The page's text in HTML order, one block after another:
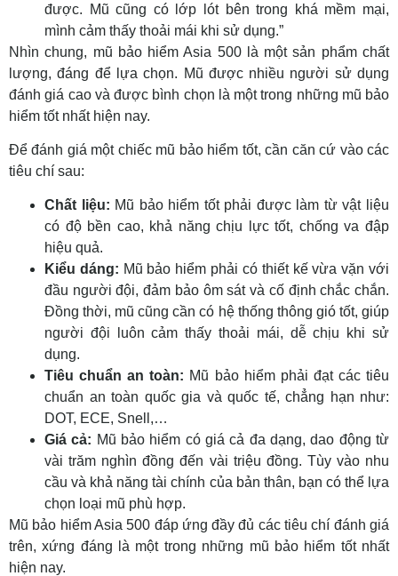
được. Mũ cũng có lớp lót bên trong khá mềm mại,
mình cảm thấy thoải mái khi sử dụng.”
Nhìn chung, mũ bảo hiểm Asia 500 là một sản phẩm chất
lượng, đáng để lựa chọn. Mũ được nhiều người sử dụng
đánh giá cao và được bình chọn là một trong những mũ bảo
hiểm tốt nhất hiện nay.
Để đánh giá một chiếc mũ bảo hiểm tốt, cần căn cứ vào các
tiêu chí sau:
Chất liệu: Mũ bảo hiểm tốt phải được làm từ vật liệu
có độ bền cao, khả năng chịu lực tốt, chống va đập
hiệu quả.
Kiểu dáng: Mũ bảo hiểm phải có thiết kế vừa vặn với
đầu người đội, đảm bảo ôm sát và cố định chắc chắn.
Đồng thời, mũ cũng cần có hệ thống thông gió tốt, giúp
người đội luôn cảm thấy thoải mái, dễ chịu khi sử
dụng.
Tiêu chuẩn an toàn: Mũ bảo hiểm phải đạt các tiêu
chuẩn an toàn quốc gia và quốc tế, chẳng hạn như:
DOT, ECE, Snell,…
Giá cả: Mũ bảo hiểm có giá cả đa dạng, dao động từ
vài trăm nghìn đồng đến vài triệu đồng. Tùy vào nhu
cầu và khả năng tài chính của bản thân, bạn có thể lựa
chọn loại mũ phù hợp.
Mũ bảo hiểm Asia 500 đáp ứng đầy đủ các tiêu chí đánh giá
trên, xứng đáng là một trong những mũ bảo hiểm tốt nhất
hiện nay.